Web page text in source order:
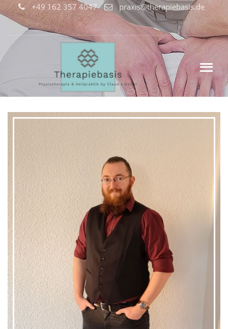
+49 162 357 4047 praxis@therapiebasis.de